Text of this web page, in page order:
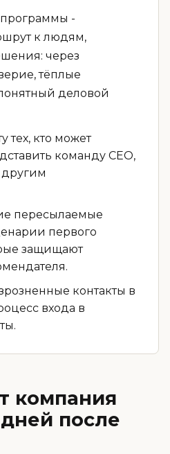
-
к людям,
через
тёплые
деловой
тех, кто может
команду CEO,
другим
пересылаемые
первого
защищают
контакты в
входа в
компания
после